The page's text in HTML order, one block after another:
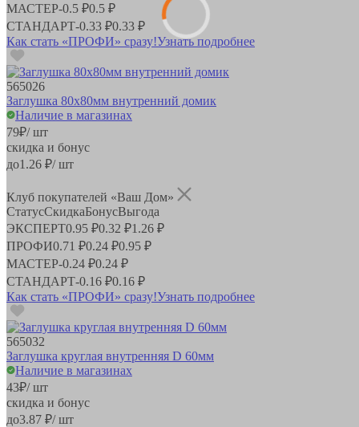
МАСТЕР-0.5 ₽0.5 ₽
СТАНДАРТ-0.33 ₽0.33 ₽
Как стать «ПРОФИ» сразу!Узнать подробнее
565026
Заглушка 80х80мм внутренний домик
Наличие в магазинах
79₽/ шт
скидка и бонус
до1.26 ₽/ шт
Клуб покупателей «Ваш Дом»
СтатусСкидкаБонусВыгода
ЭКСПЕРТ0.95 ₽0.32 ₽1.26 ₽
ПРОФИ0.71 ₽0.24 ₽0.95 ₽
МАСТЕР-0.24 ₽0.24 ₽
СТАНДАРТ-0.16 ₽0.16 ₽
Как стать «ПРОФИ» сразу!Узнать подробнее
565032
Заглушка круглая внутренняя D 60мм
Наличие в магазинах
43₽/ шт
скидка и бонус
до3.87 ₽/ шт